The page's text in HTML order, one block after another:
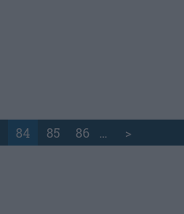
84 85 86 … >